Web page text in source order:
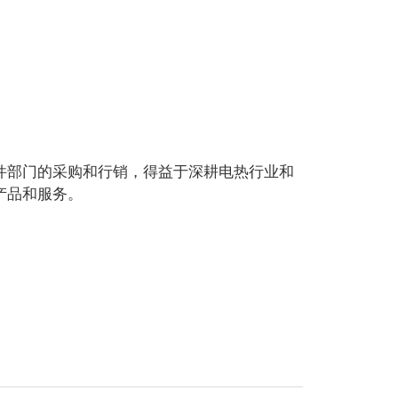
门的采购和行销，得益于深耕电热行业和
和服务。